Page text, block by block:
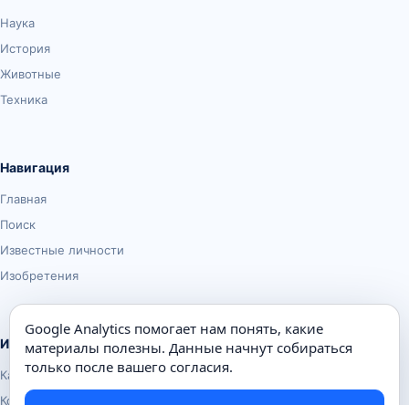
Наука
История
Животные
Техника
Навигация
Главная
Поиск
Известные личности
Изобретения
Информация
Карта сайта
Контакты
Google Analytics помогает нам понять, какие
материалы полезны. Данные начнут собираться
только после вашего согласия.